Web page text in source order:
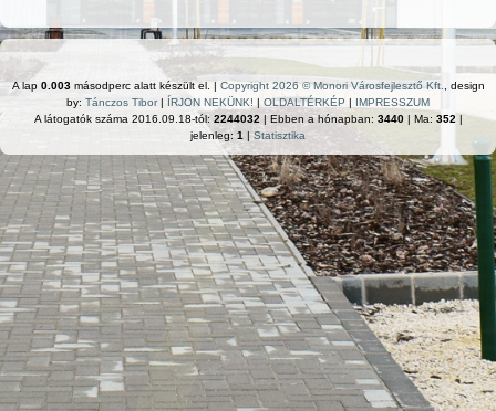
A lap 0.003másodperc alatt készült el. | Copyright 2026 © Monori Városfejlesztő Kft., design
by: Tánczos Tibor| ÍRJON NEKÜNK! | OLDALTÉRKÉP | IMPRESSZUM
A látogatók száma 2016.09.18-tól:2244032| Ebben a hónapban: 3440| Ma: 352|
jelenleg: 1 |Statisztika